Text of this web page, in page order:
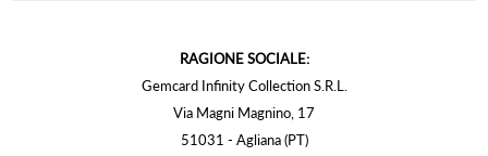
RAGIONE SOCIALE:
Gemcard Infinity Collection S.R.L.
Via Magni Magnino, 17
51031 - Agliana (PT)